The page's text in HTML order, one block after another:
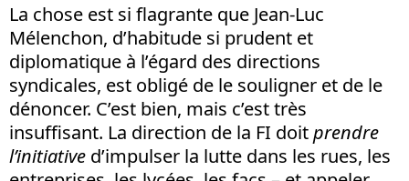
La chose est si flagrante que Jean-Luc
Mélenchon, d’habitude si prudent et
diplomatique à l’égard des directions
syndicales, est obligé de le souligner et de le
dénoncer. C’est bien, mais c’est très
insuffisant. La direction de la FI doitprendre
l’initiative d’impulser la lutte dans les rues, les